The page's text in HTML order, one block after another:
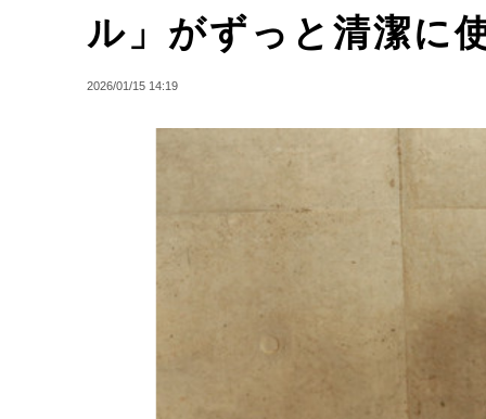
ル」がずっと清潔に
2026/01/15 14:19